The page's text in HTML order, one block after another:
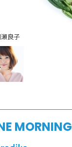
良子
MORNING